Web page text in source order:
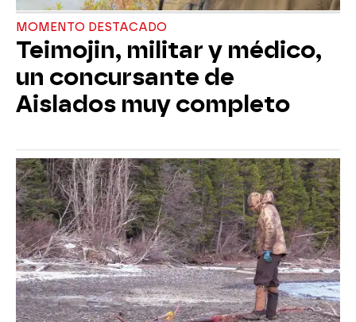
MOMENTO DESTACADO
Teimojin, militar y médico,
un concursante de
Aislados muy completo